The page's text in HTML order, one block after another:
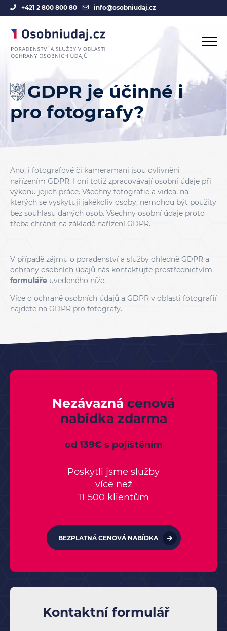
+421 2 800 800 80 info@osobniudaj.cz
GDPR je účinné i
pro fotografy?
Ano, i fotografové či kameramani jsou ovlivněni
nařízením GDPR. I oni totiž zpracovávají osobní údaje při
výkonu jejich práce. Všechny fotografie a videa, na
kterých se vyskytují jakékoliv osoby, nemohou být použity
bez souhlasu daných osob. Všechny osobní údaje proto
třeba chránit na základě nařízení GDPR.
V případě zájmu o poradenství a služby ohledně GDPR a
ochrany osobních údajů nás kontaktujte prostřednictvím
formuláře uvedeného níže.
Více o ochraně osobních údajů a GDPR v oblasti fotografií
najdete na GDPR pro fotografy.
Kontaktní formulář
Nezávazná cenová
nabídka zdarma
od 139€ s pojištěním
Poskytli jsme služby
více než
11 500 klientům
BEZPLATNÁ CENOVÁ NABÍDKA